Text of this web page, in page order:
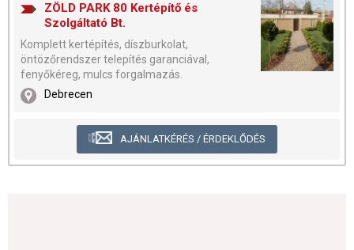
ZÖLD PARK 80 Kertépítő és
Szolgáltató Bt.
Komplett kertépítés, díszburkolat,
öntözőrendszer telepítés garanciával,
fenyőkéreg, mulcs forgalmazás.
Debrecen
AJÁNLATKÉRÉS / ÉRDEKLŐDÉS